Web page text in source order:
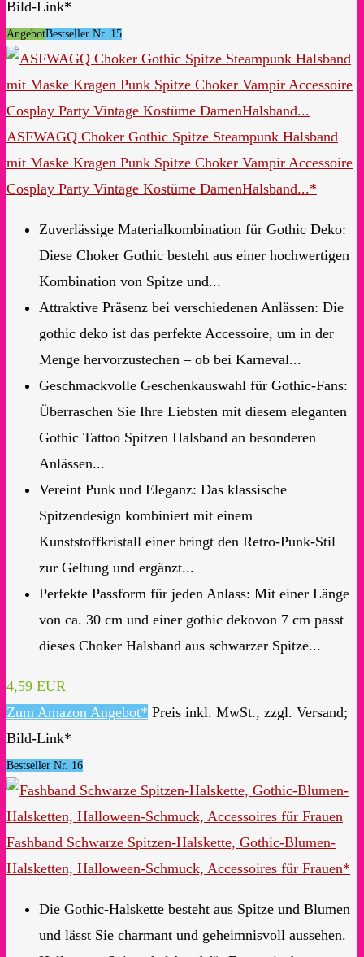
Bild-Link*
AngebotBestseller Nr. 15
ASFWAGQ Choker Gothic Spitze Steampunk Halsband
mit Maske Kragen Punk Spitze Choker Vampir Accessoire
Cosplay Party Vintage Kostüme DamenHalsband...*
Zuverlässige Materialkombination für Gothic Deko:
Diese Choker Gothic besteht aus einer hochwertigen
Kombination von Spitze und...
Attraktive Präsenz bei verschiedenen Anlässen: Die
gothic deko ist das perfekte Accessoire, um in der
Menge hervorzustechen – ob bei Karneval...
Geschmackvolle Geschenkauswahl für Gothic-Fans:
Überraschen Sie Ihre Liebsten mit diesem eleganten
Gothic Tattoo Spitzen Halsband an besonderen
Anlässen...
Vereint Punk und Eleganz: Das klassische
Spitzendesign kombiniert mit einem
Kunststoffkristall einer bringt den Retro-Punk-Stil
zur Geltung und ergänzt...
Perfekte Passform für jeden Anlass: Mit einer Länge
von ca. 30 cm und einer gothic dekovon 7 cm passt
dieses Choker Halsband aus schwarzer Spitze...
4,59 EUR
Zum Amazon Angebot* Preis inkl. MwSt., zzgl. Versand;
Bild-Link*
Bestseller Nr. 16
Fashband Schwarze Spitzen-Halskette, Gothic-Blumen-
Halsketten, Halloween-Schmuck, Accessoires für Frauen*
Die Gothic-Halskette besteht aus Spitze und Blumen
und lässt Sie charmant und geheimnisvoll aussehen.